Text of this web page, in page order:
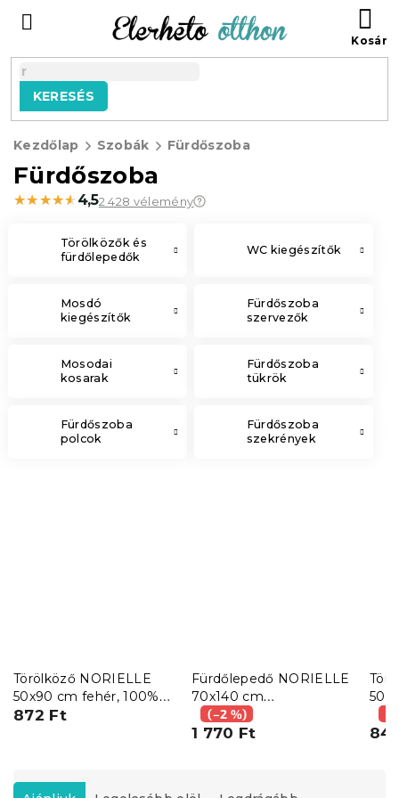
tartalomhoz
KERESÉS
Kezdőlap Szobák Fürdőszoba
Fürdőszoba
★★★★★
★★★★★ 4,52 428 vélemény
Törölközők és
fürdőlepedők
WC kiegészítők
Mosdó
kiegészítők
Fürdőszoba
szervezők
Mosodai
kosarak
Fürdőszoba
tükrök
Fürdőszoba
polcok
Fürdőszoba
szekrények
Törölköző NORIELLE
50x90 cm fehér, 100%
pamut
872 Ft
Fürdőlepedő NORIELLE
70x140 cm
világosszürke, 100%
pamut
(–2 %)
1 770 Ft
T